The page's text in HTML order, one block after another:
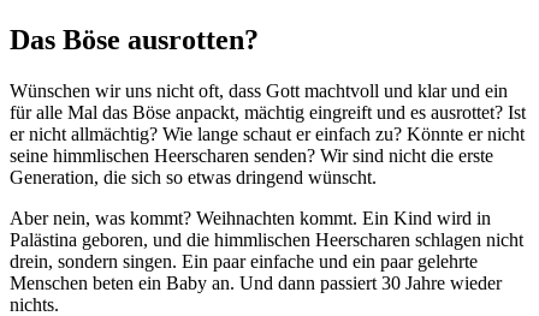
Das Böse ausrotten?
Wünschen wir uns nicht oft, dass Gott machtvoll und klar und ein
für alle Mal das Böse anpackt, mächtig eingreift und es ausrottet? Ist
er nicht allmächtig? Wie lange schaut er einfach zu? Könnte er nicht
seine himmlischen Heerscharen senden? Wir sind nicht die erste
Generation, die sich so etwas dringend wünscht.
Aber nein, was kommt? Weihnachten kommt. Ein Kind wird in
Palästina geboren, und die himmlischen Heerscharen schlagen nicht
drein, sondern singen. Ein paar einfache und ein paar gelehrte
Menschen beten ein Baby an. Und dann passiert 30 Jahre wieder
nichts.